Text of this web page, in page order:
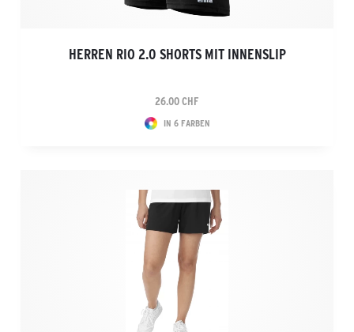
HERREN RIO 2.0 SHORTS MIT INNENSLIP
26.00 CHF
IN 6 FARBEN